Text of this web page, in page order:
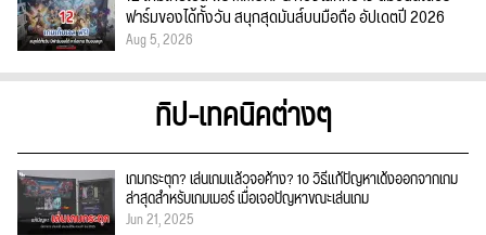
ฟาร์มของได้ทั้งวัน สนุกสุดมันส์บนมือถือ อัปเดตปี 2026
Aug 5, 2026
ทิป-เทคนิคต่างๆ
เกมกระตุก? เล่นเกมแล้วจอค้าง? 10 วิธีแก้ปัญหาเด้งออกจากเกม
ล่าสุดสำหรับเกมเมอร์ เมื่อเจอปัญหาขณะเล่นเกม
Jun 21, 2025